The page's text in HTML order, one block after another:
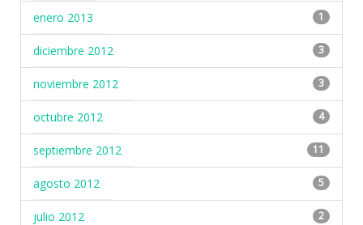
enero 2013 1
diciembre 2012 3
noviembre 2012 3
octubre 2012 4
septiembre 2012 11
agosto 2012 5
julio 2012 2